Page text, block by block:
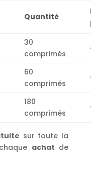
Quantité
30
comprimés
60
comprimés
180
comprimés
sur toute la
achat de